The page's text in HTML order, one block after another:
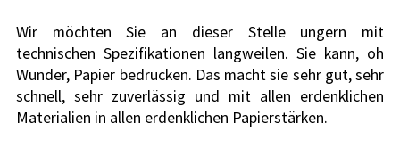
Wir möchten Sie an dieser Stelle ungern mit
technischen Spezifikationen langweilen. Sie kann, oh
Wunder, Papier bedrucken. Das macht sie sehr gut, sehr
schnell, sehr zuverlässig und mit allen erdenklichen
Materialien in allen erdenklichen Papierstärken.